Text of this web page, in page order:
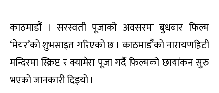
काठमाडौं । सरस्वती पूजाको अवसरमा बुधबार फिल्म
‘मेयर’को शुभसाइत गरिएको छ । काठमाडौंको नारायणहिटी
मन्दिरमा स्क्रिप्ट र क्यामेरा पूजा गर्दै फिल्मको छायांकन सुरु
भएको जानकारी दिइयो ।